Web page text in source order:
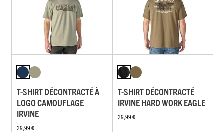
T-SHIRT DÉCONTRACTÉ À
LOGO CAMOUFLAGE
IRVINE
29,99 €
T-SHIRT DÉCONTRACTÉ
IRVINE HARD WORK EAGLE
29,99 €